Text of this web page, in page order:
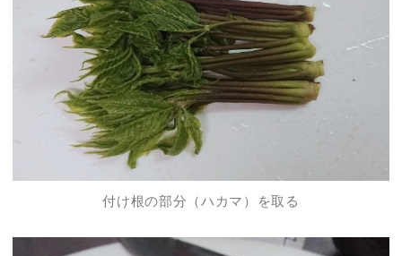
付け根の部分（ハカマ）を取る